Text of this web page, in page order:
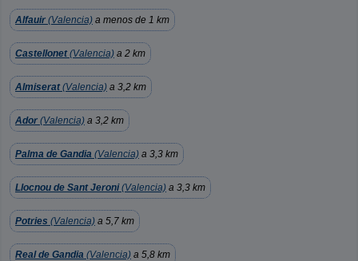
Alfauir (Valencia) a menos de 1 km
Castellonet(Valencia) a 2 km
Almiserat(Valencia) a 3,2 km
Ador (Valencia) a 3,2 km
Palma de Gandia (Valencia) a 3,3 km
Llocnou de Sant Jeroni(Valencia) a 3,3 km
Potries (Valencia) a 5,7 km
Real de Gandia (Valencia) a 5,8 km